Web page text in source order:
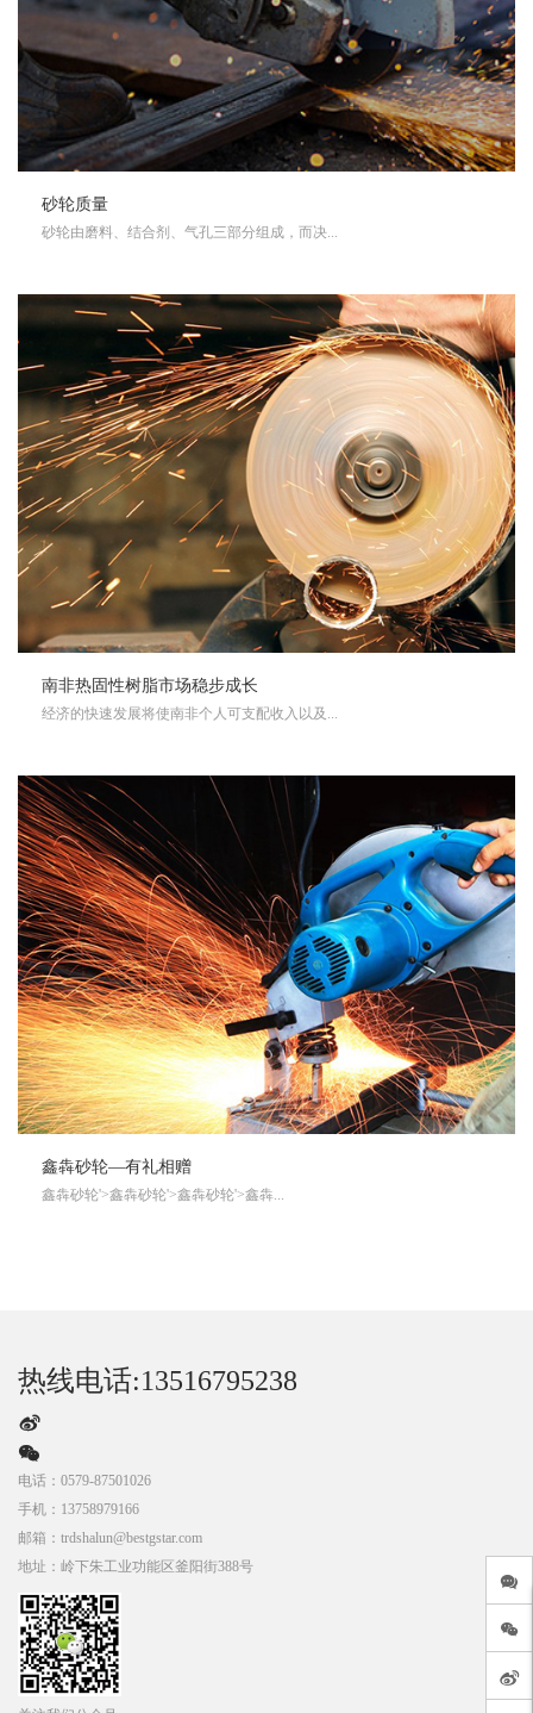
砂轮质量
砂轮由磨料、结合剂、气孔三部分组成，而决...
南非热固性树脂市场稳步成长
经济的快速发展将使南非个人可支配收入以及...
鑫犇砂轮—有礼相赠
鑫犇砂轮'>鑫犇砂轮'>鑫犇砂轮'>鑫犇...
热线电话:13516795238
电话： 0579-87501026
手机： 13758979166
邮箱： trdshalun@bestgstar.com
地址： 岭下朱工业功能区釜阳街388号